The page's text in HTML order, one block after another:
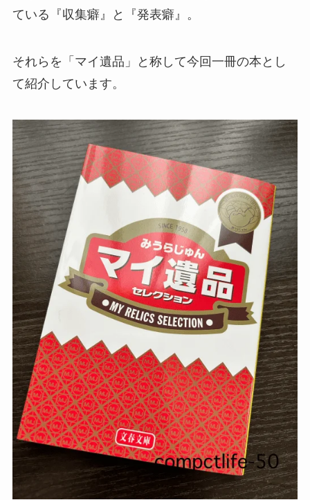
ている『収集癖』と『発表癖』。
それらを「マイ遺品」と称して今回一冊の本とし
て紹介しています。